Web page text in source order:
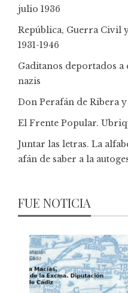
julio 1936
República, Guerra Civil
1931-1946
Gaditanos deportados
nazis
Don Perafán de Ribera
El Frente Popular.
Juntar las letras. La
afán de saber a la
FUE NOTICIA